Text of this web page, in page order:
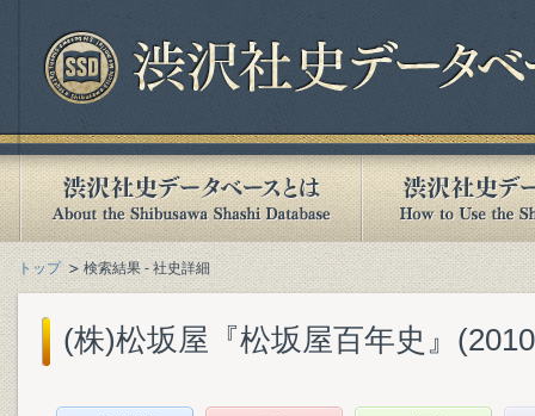
トップ 検索結果 - 社史詳細
(株)松坂屋『松坂屋百年史』